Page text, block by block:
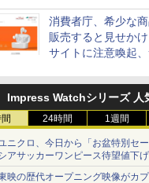
消費者庁、希少な商
販売すると見せか
サイトに注意喚起、
Impress Watchシリーズ 人
24時間 1週間
ニクロ、今日から「お盆特別セ
アサッカーワンピース待望値下
ョーツは1990円に
映の歴代オープニング映像がカ